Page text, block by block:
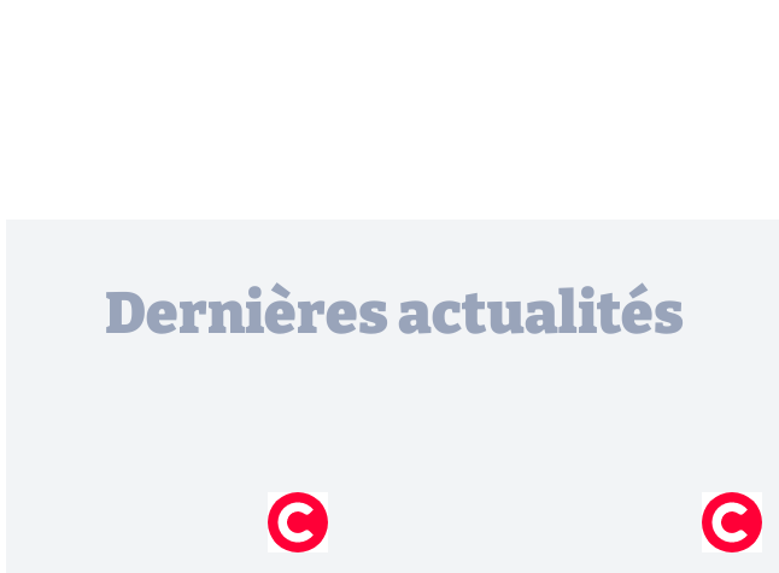
Dernières actualités